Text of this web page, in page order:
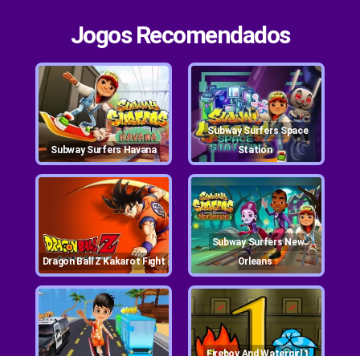
Jogos Recomendados
Subway Surfers Havana
Subway Surfers Space
Station
Dragon Ball Z Kakarot Fight
Subway Surfers New
Orleans